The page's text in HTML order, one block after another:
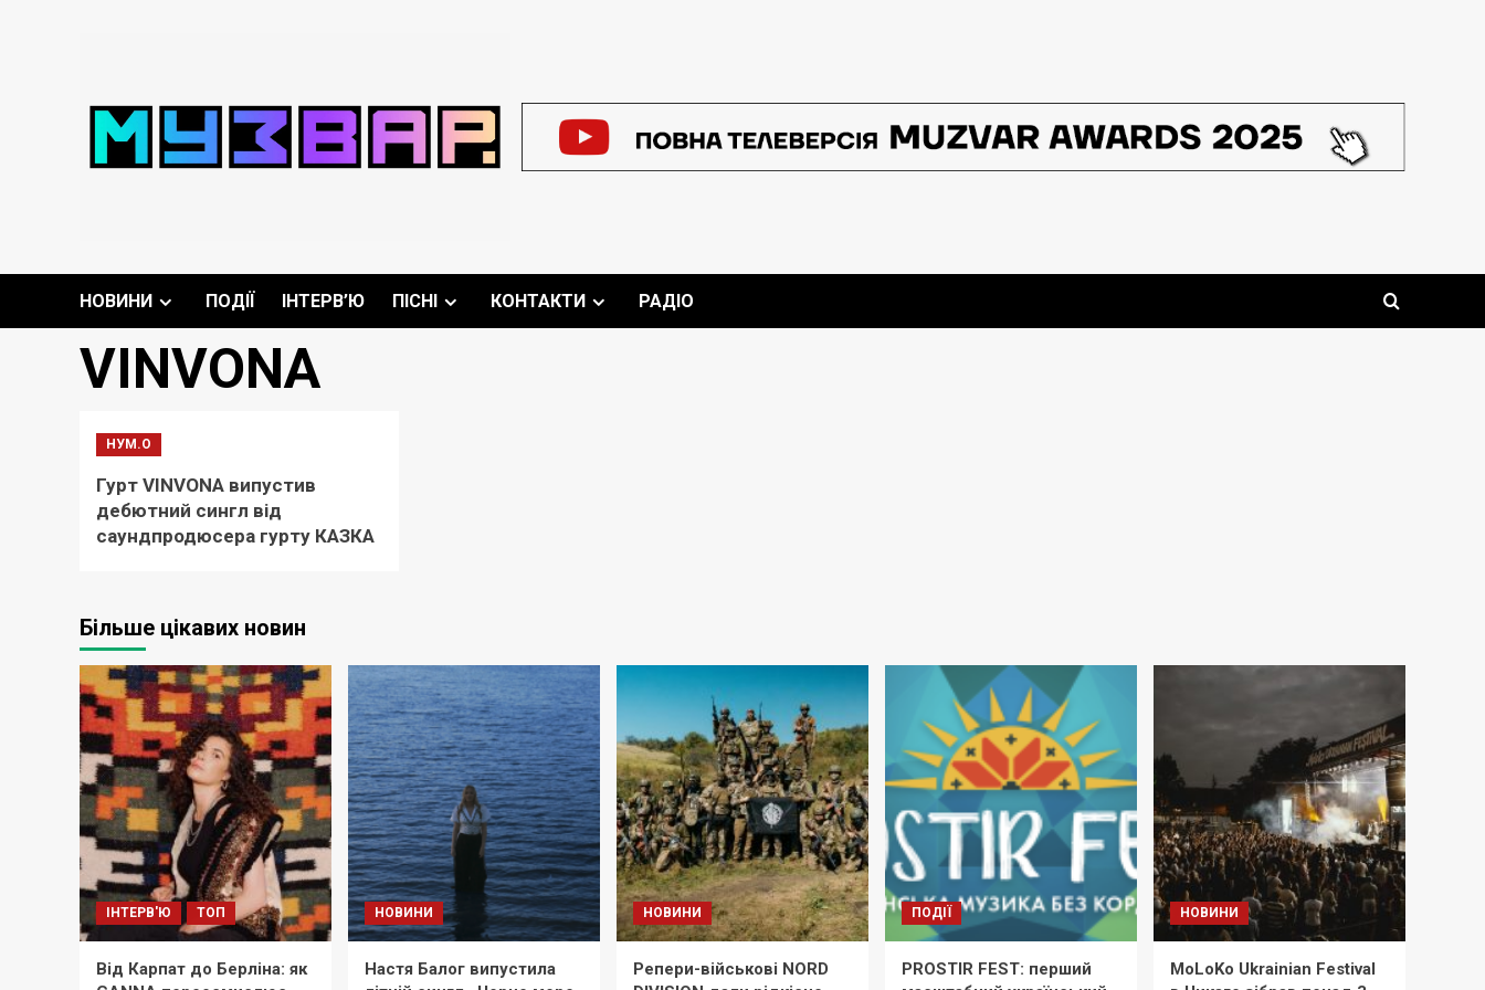
НОВИНИ ПОДІЇ ІНТЕРВ’Ю ПІСНІ КОНТАКТИ РАДІО
VINVONA
НУМ.О
Гурт VINVONA випустив
дебютний сингл від
саундпродюсера гурту КАЗКА
Більше цікавих новин
ІНТЕРВ'Ю ТОП
Від Карпат до Берліна: як
НОВИНИ
Настя Балог випустила
НОВИНИ
Репери-військові NORD
ПОДІЇ
PROSTIR FEST: перший
НОВИНИ
MoLoKo Ukrainian Festival